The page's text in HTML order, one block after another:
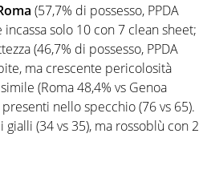
(57,7% di possesso, PPDA
incassa solo 10 con 7 clean sheet;
(46,7% di possesso, PPDA
ma crescente pericolosità
(Roma 48,4% vs Genoa
nello specchio (76 vs 65).
(34 vs 35), ma rossoblù con 2